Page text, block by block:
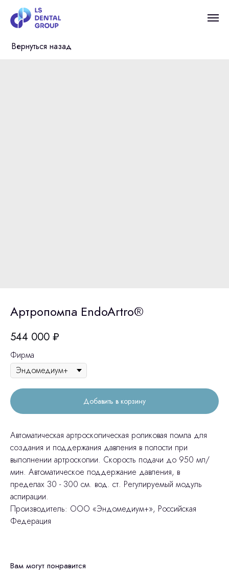
Вернуться назад
Артропомпа EndoArtro®
544 000 ₽
Фирма
Добавить в корзину
Автоматическая артроскопическая роликовая помпа для
создания и поддержания давления в полости при
выполнении артроскопии. Скорость подачи до 950 мл/
мин. Автоматическое поддержание давления, в
пределах 30 - 300 см. вод. ст. Регулируемый модуль
аспирации.
Производитель: ООО «Эндомедиум+», Российская
Федерация
Вам могут понравится